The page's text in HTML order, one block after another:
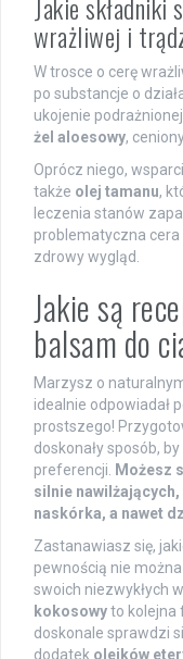
wrażliwej i
W trosce o cerę
po substancje o
ukojenie
żel aloesowy,
Oprócz niego,
także olej tamanu,
leczenia stanów
problematyczna
zdrowy wygląd.
Jakie są
balsam do
Marzysz o
idealnie odpowiadał
prostszego!
doskonały sposób,
preferencji. Możesz
silnie
naskórka, a nawet
Zastanawiasz się,
pewnością nie
swoich niezwykłych
kokosowyto kolejna
doskonale sprawdzi
dodatek olejków